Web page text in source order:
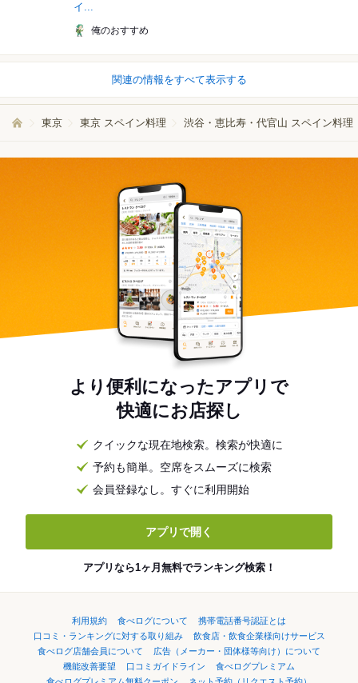
イ...
俺のおすすめ
関連の情報をすべて表示する
東京 東京 スペイン料理 渋谷・恵比寿・代官山 スペイン料理
より便利になったアプリで
快適にお店探し
クイックな現在地検索。検索が快適に
予約も簡単。空席をスムーズに検索
会員登録なし。すぐに利用開始
アプリで開く
アプリなら1ヶ月無料でランキング検索！
利用規約 食べログについて
携帯電話番号認証とは
口コミ・ランキングに対する取り組み
飲食店・飲食企業様向けサービス
食べログ店舗会員について
広告（メーカー・団体様等向け）について
機能改善要望
口コミガイドライン
食べログプレミアム